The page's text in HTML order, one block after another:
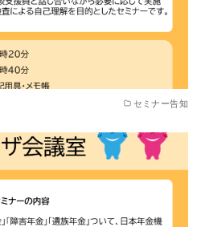
セミナー告知